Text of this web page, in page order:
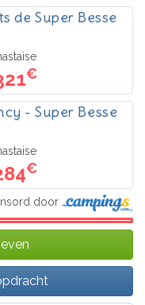
de Super Besse
€
- Super Besse
€
door